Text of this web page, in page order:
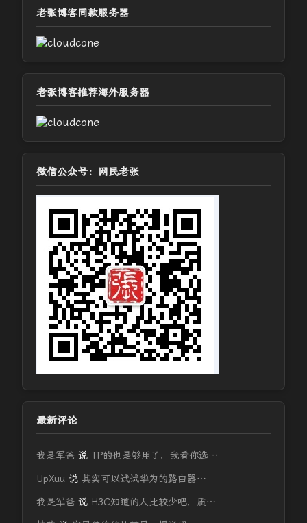
老张博客同款服务器
老张博客推荐海外服务器
微信公众号：网民老张
最新评论
我是军爸 说 TP的也是够用了，我看你选…
UpXuu 说 其实可以试试华为的路由器…
我是军爸 说 H3C知道的人比较少吧，质…